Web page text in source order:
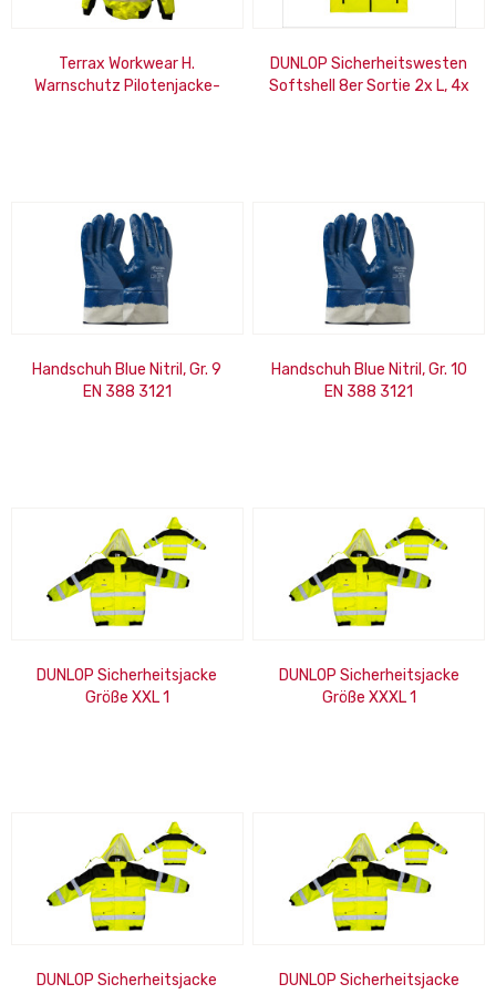
Terrax Workwear H.
Warnschutz Pilotenjacke-
DUNLOP Sicherheitswesten
Softshell 8er Sortie 2x L, 4x
Handschuh Blue Nitril, Gr. 9
EN 388 3121
Handschuh Blue Nitril, Gr. 10
EN 388 3121
DUNLOP Sicherheitsjacke
Größe XXL 1
DUNLOP Sicherheitsjacke
Größe XXXL 1
DUNLOP Sicherheitsjacke
DUNLOP Sicherheitsjacke